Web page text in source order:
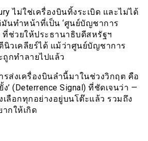
ไม่ใช่เครื่องบินทิ้งระเบิด และไม่ได้
นทำหน้าที่เป็น ‘ศูนย์บัญชาการ
ที่ช่วยให้ประธานาธิบดีสหรัฐฯ
นิวเคลียร์ได้ แม้ว่าศูนย์บัญชาการ
กทำลายไปแล้ว
ส่งเครื่องบินลำนี้มาในช่วงวิกฤต คือ
’ (Deterrence Signal) ที่ชัดเจนว่า —
ลือกทุกอย่างอยู่บนโต๊ะแล้ว รวมถึง
กให้เกิด